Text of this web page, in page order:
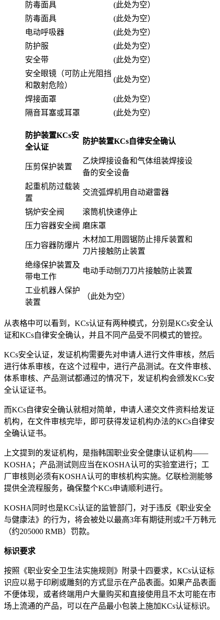
防毒面具
(此处为空）
防毒面具
(此处为空）
电动呼吸器
(此处为空）
防护服
(此处为空）
安全带
(此处为空）
安全眼镜（可防止光阻挡
和散射危险）
(此处为空）
焊接面罩
(此处为空）
隔音耳塞或耳罩
(此处为空）
防护装置KCs安
全认证
防护装置KCs自律安全确认
压剪保护装置
乙炔焊接设备和气体组装焊接设
备的安全设备
起重机防过载装
置
交流弧焊机用自动避雷器
锅炉安全阀
滚筒机快速停止
压力容器安全阀 磨床罩
压力容器防爆片
木材加工用圆锯防止排斥装置和
刀片接触防止装置
绝缘保护装置及
带电工作
电动手动刨刀刀片接触防止装置
工业机器人保护
装置
（此处为空）
从表格中可以看到，KCs认证有两种模式，分别是KCs安全认
证和KCs自律安全确认，并且不同产品受不同模式的管控。
KCs安全认证，发证机构需要先对申请人进行文件审核，然后
进行体系审核，在这个过程中，进行产品测试。在文件审核、
体系审核、产品测试都通过的情况下，发证机构会颁发KCs安
全认证证书。
而KCs自律安全确认就相对简单，申请人递交文件资料给发证
机构，在文件审核完毕，即可获得发证机构办法的KCs自律安
全确认证书。
上文提到的发证机构，是指韩国职业安全健康认证机构——
KOSHA；产品测试则应当在KOSHA认可的实验室进行；工
厂审核则必须有KOSHA认可的审核机构实施。亿联检测能够
提供全流程服务，确保整个KCs申请顺利进行。
KOSHA同时也是KCs认证的监管部门，对于违反《职业安全
与健康法》的行为，将会被处以最高3年有期徒刑或2千万韩元
（约205000 RMB）罚款。
标识要求
按照《职业安全卫生法实施规则》附录十四要求，KCs认证标
识应以易于印刷或雕刻的方式显示在产品表面。如果产品表面
不便体现，或者终端用户大量购买和直接使用且不太可能在市
场上流通的产品，可以在产品最小包装上施加KCs认证标识。